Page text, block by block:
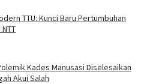
TTU: Kunci Baru Pertumbuhan
Kades Manusasi Diselesaikan
Akui Salah